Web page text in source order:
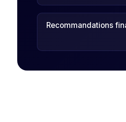
Recommandations